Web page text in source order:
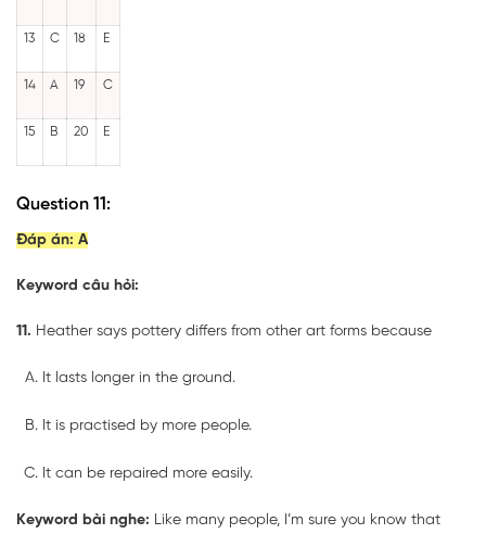
13 C 18 E
14 A 19 C
15 B 20 E
Question 11:
Đáp án: A
Keyword câu hỏi:
11. Heather says pottery differs from other art forms because
It lasts longer in the ground.
It is practised by more people.
It can be repaired more easily.
Keyword bài nghe: Like many people, I’m sure you know that